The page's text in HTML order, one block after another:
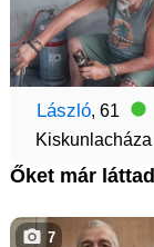
László, 61
Kiskunlacháza
Őket már
7